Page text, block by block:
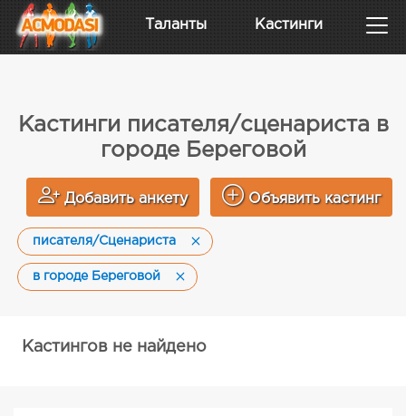
Таланты Кастинги
Кастинги писателя/сценариста в
городе Береговой
Добавить анкету Объявить кастинг
писателя/Сценариста
в городе Береговой
Кастингов не найдено